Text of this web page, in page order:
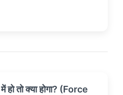
हो तो क्या होगा? (Force